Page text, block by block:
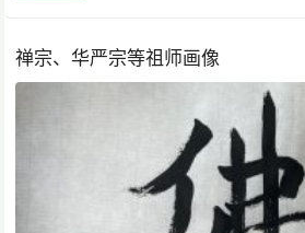
禅宗、华严宗等祖师画像